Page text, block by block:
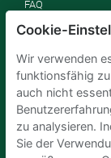
Cookie-
Wir verwenden
funktionsfähig
auch nicht
zu analysieren.
Sie der
FAQ
Vermieten
Parkplatz
Für Unternehmen
Verbessern Sie
Business-Blog